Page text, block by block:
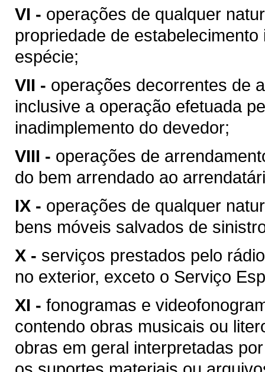
VI - operações de qualquer
propriedade de
espécie;
VII - operações decorrentes de
inclusive a operação efetuada
inadimplemento do devedor;
VIII - operações de
do bem arrendado ao
IX - operações de qualquer
bens móveis salvados de
X - serviços prestados pelo
no exterior, exceto o Serviço
XI - fonogramas e
contendo obras musicais ou
obras em geral interpretadas